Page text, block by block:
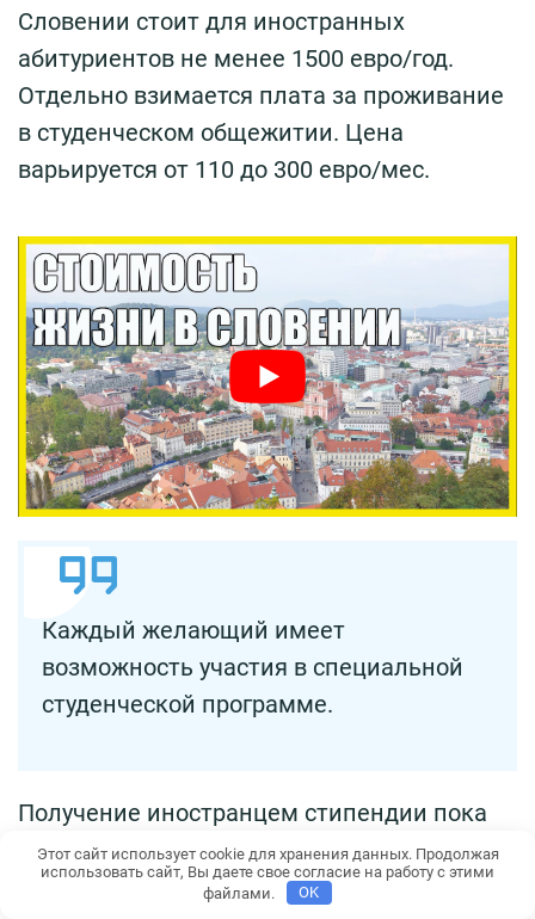
Словении стоит для иностранных
абитуриентов не менее 1500 евро/год.
Отдельно взимается плата за проживание
в студенческом общежитии. Цена
варьируется от 110 до 300 евро/мес.
Каждый желающий имеет
возможность участия в специальной
студенческой программе.
Получение иностранцем стипендии пока
не предусмотрено.
Детей рекомендуется обучать в
Этот сайт использует cookie для хранения данных. Продолжая
использовать сайт, Вы даете свое согласие на работу с этими
файлами.
OK